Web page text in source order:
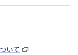
いて